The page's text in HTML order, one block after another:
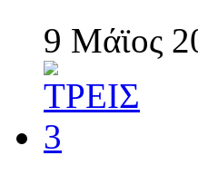
9 Μάϊος